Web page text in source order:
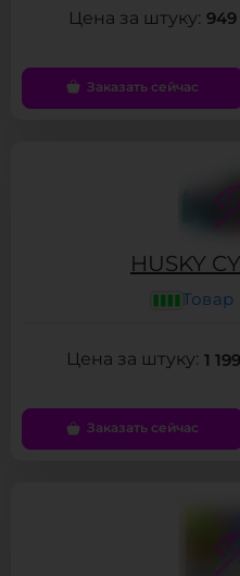
Заказать сейчас
HUSKY
1
Заказать сейчас